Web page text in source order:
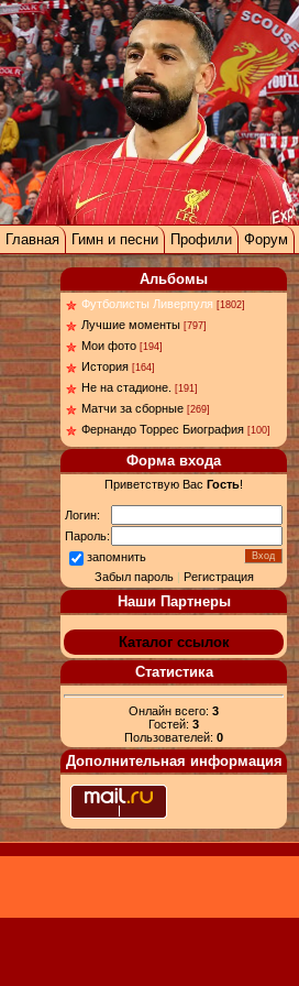
Главная Гимн и песни Профили Форум
Альбомы
Футболисты Ливерпуля [1802]
Лучшие моменты [797]
Мои фото [194]
История [164]
Не на стадионе. [191]
Матчи за сборные [269]
Фернандо Торрес Биография [100]
Форма входа
Приветствую Вас Гость!
Логин:
Пароль:
запомнить
Забыл пароль| Регистрация
Наши Партнеры
Каталог ссылок
Статистика
Онлайн всего: 3
Гостей: 3
Пользователей: 0
Дополнительная информация